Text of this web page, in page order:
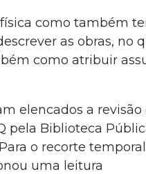
como também
as obras, no
como atribuir
elencados a revisão
pela Biblioteca
o recorte
uma leitura